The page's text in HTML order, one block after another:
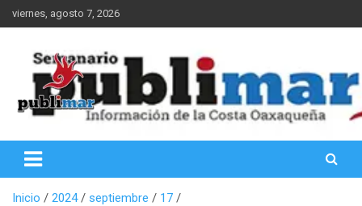
Saltar
al
viernes, agosto 7, 2026
PubliMar
Inicio 2024 septiembre
17